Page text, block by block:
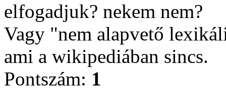
elfogadjuk? nekem nem?
Vagy "nem alapvető
ami a wikipediában sincs.
Pontszám: 1